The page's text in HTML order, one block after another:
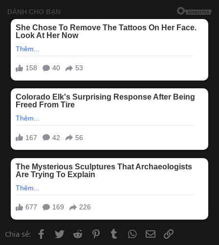
s
:
Chia sẻ: Facebook
Twitter Reddit PinterestTumblr WhatsApp
Email